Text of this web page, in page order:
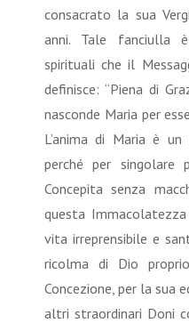
consacrato la sua
anni. Tale fanciulla
spirituali che il
definisce: “Piena di
nasconde Maria per
L’anima di Maria è
perché per singolare
Concepita senza
questa
vita irreprensibile e
ricolma di Dio
Concezione, per la sua
altri straordinari Doni